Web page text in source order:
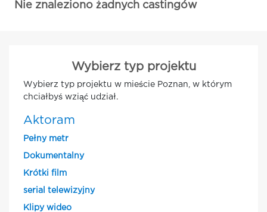
Nie znaleziono żadnych castingów
Wybierz typ projektu
Wybierz typ projektu w mieście Poznan, w którym
chciałbyś wziąć udział.
Aktoram
Pełny metr
Dokumentalny
Krótki film
serial telewizyjny
Klipy wideo